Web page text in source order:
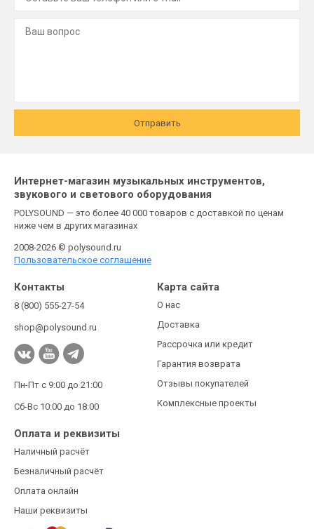
Отправить
Интернет-магазин музыкальных инструментов,
звукового и светового оборудования
POLYSOUND — это более 40 000 товаров с доставкой по ценам
ниже чем в других магазинах
2008-2026 © polysound.ru
Пользовательское соглашение
Контакты
8 (800) 555-27-54
shop@polysound.ru
Пн-Пт с 9:00 до 21:00
Сб-Вс 10:00 до 18:00
Карта сайта
О нас
Доставка
Рассрочка или кредит
Гарантия возврата
Отзывы покупателей
Комплексные проекты
Оплата и реквизиты
Наличный расчёт
Безналичный расчёт
Оплата онлайн
Наши реквизиты